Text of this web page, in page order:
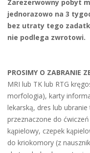
Zarezerwowny pobyt
jednorazowo na 3
bez utraty tego
nie podlega zwrotowi.
PROSIMY O ZABRANIE
MRI lub TK lub RTG
morfologia), karty
lekarską, dres lub
przeznaczone do
kąpielowy, czepek
do kriokomory (z